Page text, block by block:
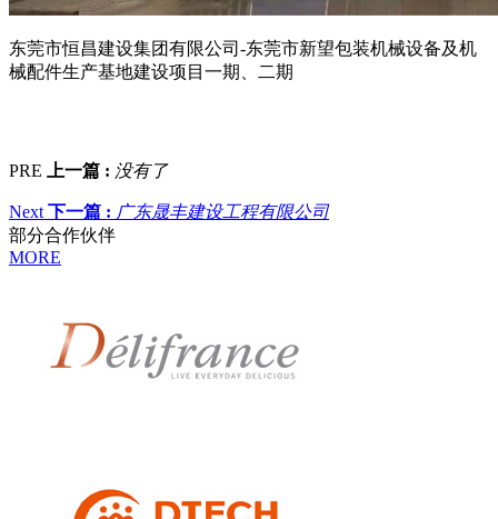
东莞市恒昌建设集团有限公司-东莞市新望包装机械设备及机
械配件生产基地建设项目一期、二期
PRE 上一篇 : 没有了
Next 下一篇 : 广东晟丰建设工程有限公司
部分合作伙伴
MORE